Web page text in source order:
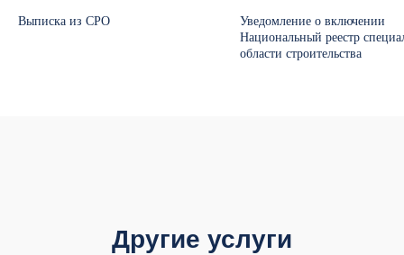
Выписка из СРО
Уведомление о включении
Национальный реестр
области строительства
Другие услуги